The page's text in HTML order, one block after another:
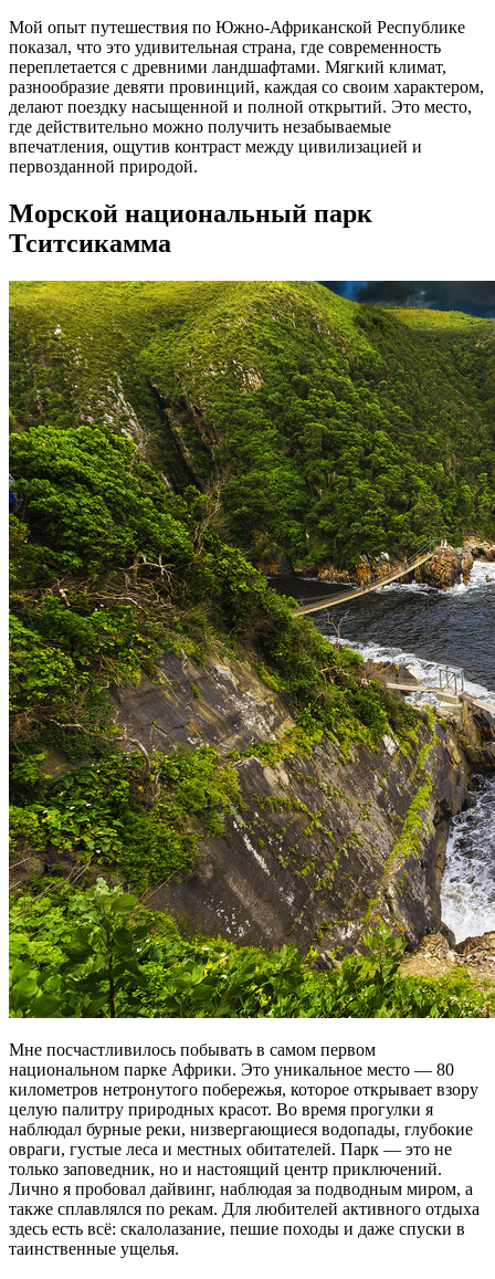
Мой опыт путешествия по Южно-Африканской Республике
показал, что это удивительная страна, где современность
переплетается с древними ландшафтами. Мягкий климат,
разнообразие девяти провинций, каждая со своим характером,
делают поездку насыщенной и полной открытий. Это место,
где действительно можно получить незабываемые
впечатления, ощутив контраст между цивилизацией и
первозданной природой.
Морской национальный парк
Тситсикамма
Мне посчастливилось побывать в самом первом
национальном парке Африки. Это уникальное место — 80
километров нетронутого побережья, которое открывает взору
целую палитру природных красот. Во время прогулки я
наблюдал бурные реки, низвергающиеся водопады, глубокие
овраги, густые леса и местных обитателей. Парк — это не
только заповедник, но и настоящий центр приключений.
Лично я пробовал дайвинг, наблюдая за подводным миром, а
также сплавлялся по рекам. Для любителей активного отдыха
здесь есть всё: скалолазание, пешие походы и даже спуски в
таинственные ущелья.